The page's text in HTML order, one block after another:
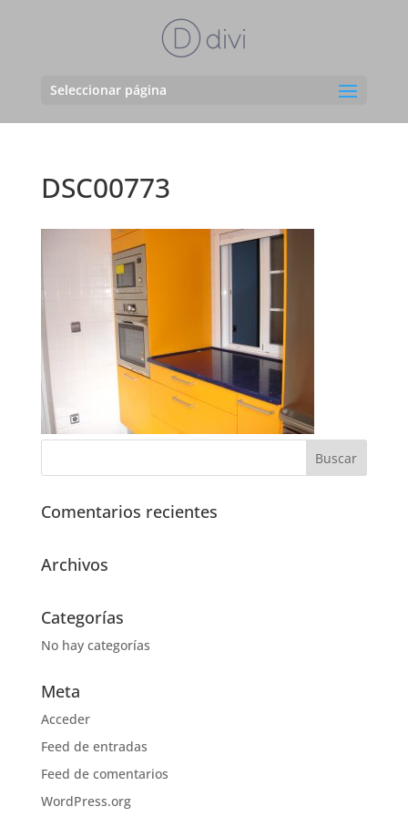
Seleccionar página
DSC00773
Comentarios recientes
Archivos
Categorías
No hay categorías
Meta
Acceder
Feed de entradas
Feed de comentarios
WordPress.org